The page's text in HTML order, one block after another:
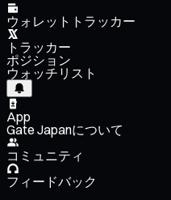
ウォレットトラッカー
トラッカー
ポジション
ウォッチリスト
App
Gate Japanについて
コミュニティ
フィードバック